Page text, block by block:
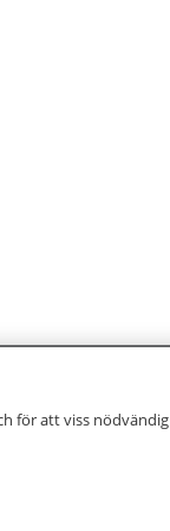
för att viss nödvändig